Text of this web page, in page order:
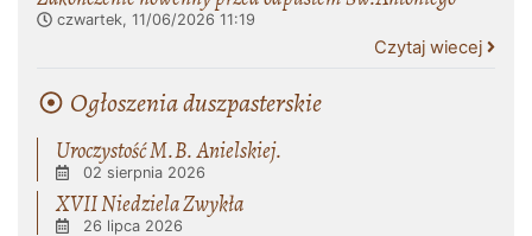
czwartek, 11/06/2026 11:19
Czytaj wiecej
Ogłoszenia duszpasterskie
Uroczystość M.B. Anielskiej.
02 sierpnia 2026
XVII Niedziela Zwykła
26 lipca 2026